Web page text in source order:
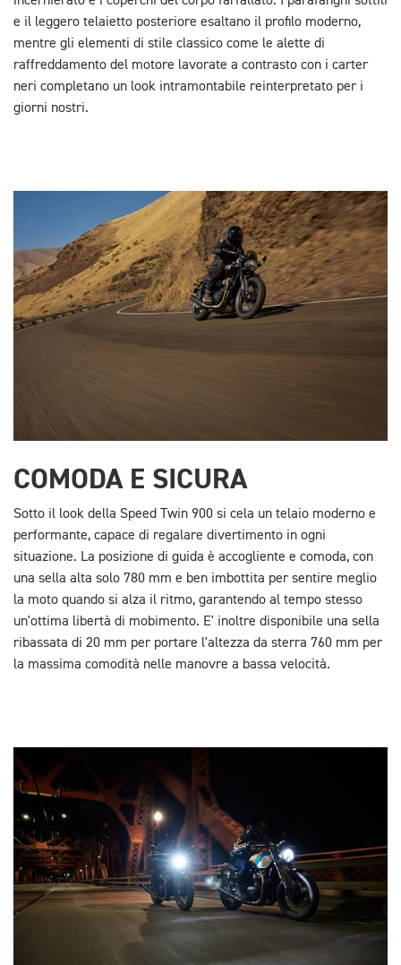
e il leggero telaietto posteriore esaltano il profilo moderno,
mentre gli elementi di stile classico come le alette di
raffreddamento del motore lavorate a contrasto con i carter
neri completano un look intramontabile reinterpretato per i
giorni nostri.
COMODA E SICURA
Sotto il look della Speed Twin 900 si cela un telaio moderno e
performante, capace di regalare divertimento in ogni
situazione. La posizione di guida è accogliente e comoda, con
una sella alta solo 780 mm e ben imbottita per sentire meglio
la moto quando si alza il ritmo, garantendo al tempo stesso
un'ottima libertà di mobimento. E' inoltre disponibile una sella
ribassata di 20 mm per portare l'altezza da sterra 760 mm per
la massima comodità nelle manovre a bassa velocità.